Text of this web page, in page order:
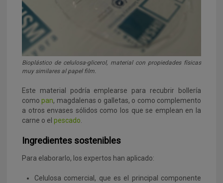
Bioplástico de celulosa-glicerol, material con propiedades físicas
muy similares al papel film.
Este material podría emplearse para recubrir bollería
comopan, magdalenas o galletas, o como complemento
a otros envases sólidos como los que se emplean en la
carne o el pescado
Ingredientes sostenibles
Para elaborarlo, los expertos han aplicado:
Celulosa comercial, que es el principal componente